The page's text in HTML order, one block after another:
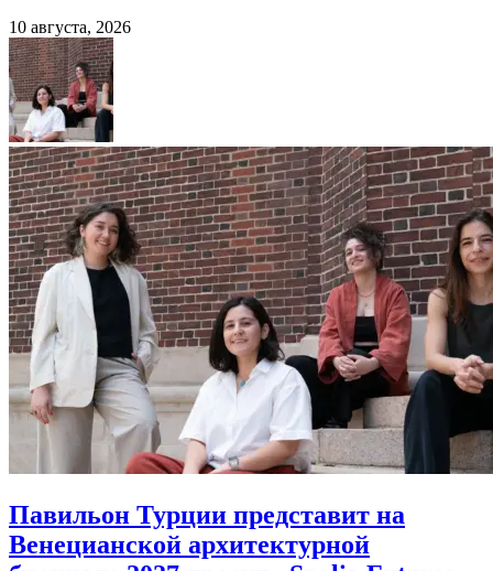
10 августа, 2026
Павильон Турции представит на
Венецианской архитектурной